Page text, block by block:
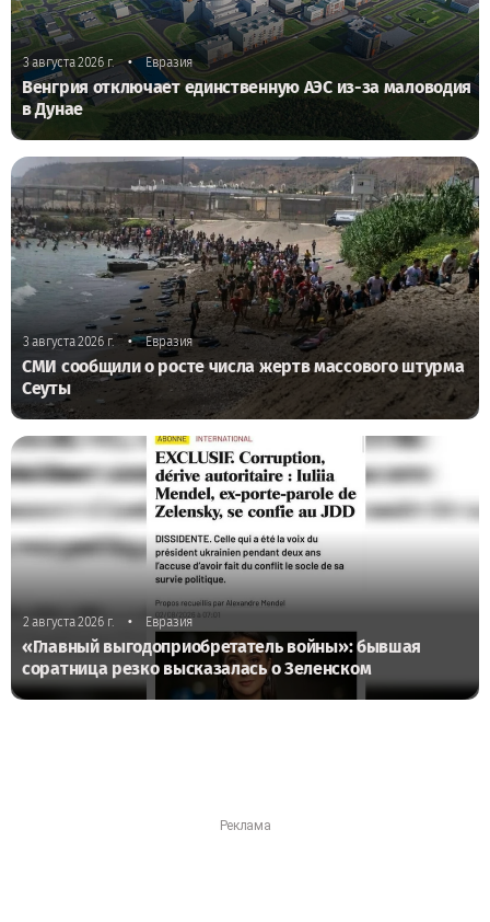
3 августа 2026 г. • Евразия
Венгрия отключает единственную АЭС из-за маловодия
в Дунае
3 августа 2026 г. • Евразия
СМИ сообщили о росте числа жертв массового штурма
Сеуты
2 августа 2026 г. • Евразия
«Главный выгодоприобретатель войны»: бывшая
соратница резко высказалась о Зеленском